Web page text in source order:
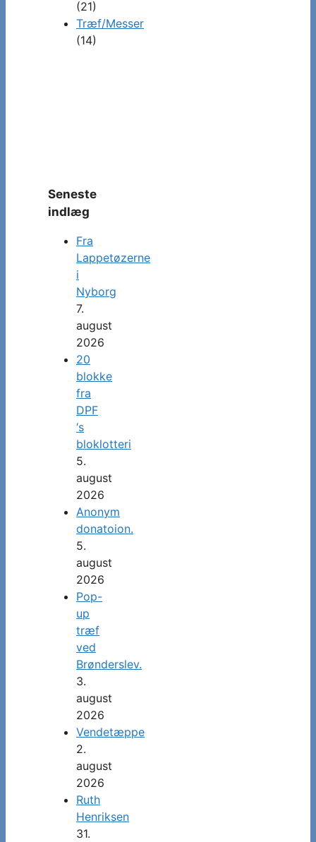
(21)
Træf/Messer
(14)
Seneste
indlæg
Fra
Lappetøzerne
i
Nyborg
7.
august
2026
20
blokke
fra
DPF
‘s
bloklotteri
5.
august
2026
Anonym
donatoion.
5.
august
2026
Pop-
up
træf
ved
Brønderslev.
3.
august
2026
Vendetæppe
2.
august
2026
Ruth
Henriksen
31.